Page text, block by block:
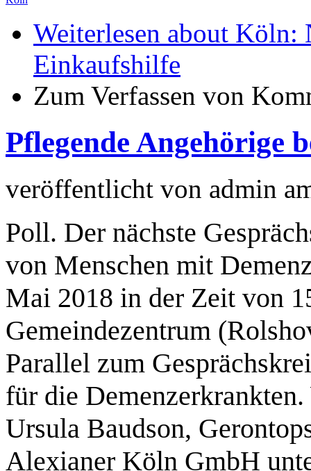
Weiterlesen about Köln:
Einkaufshilfe
Zum Verfassen von
Pflegende Angehörige
veröffentlicht von admin
Poll. Der nächste
von Menschen mit
Mai 2018 in der Zeit von
Gemeindezentrum
Parallel zum
für die
Ursula Baudson,
Alexianer Köln GmbH